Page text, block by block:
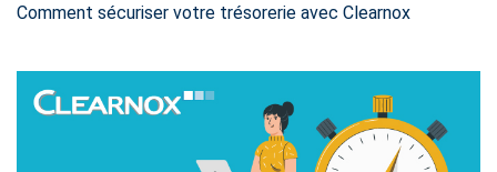
Comment sécuriser votre trésorerie avec Clearnox